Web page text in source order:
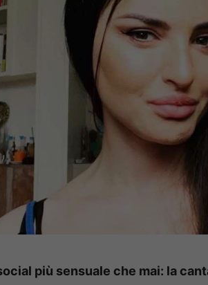
più sensuale che mai: la